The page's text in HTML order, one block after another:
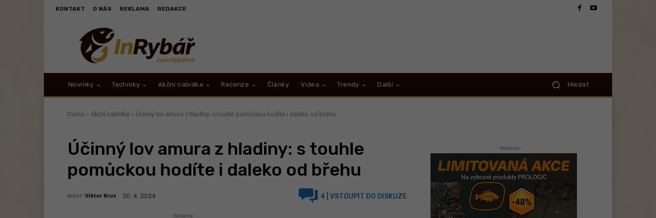
KONTAKT O NÁS REKLAMA REDAKCE
Novinky Techniky Akční nabídka Recenze Články Videa Trendy Další Hledat
Domů Akční nabídka Účinný lov amura z hladiny: s touhle pomůckou hodíte i daleko od břehu
Účinný lov amura z hladiny: s touhle
pomůckou hodíte i daleko od břehu
Autor: Viktor Krus 30. 4. 2024 4 | VSTOUPIT DO DISKUZE
- Reklama -
- Reklama -